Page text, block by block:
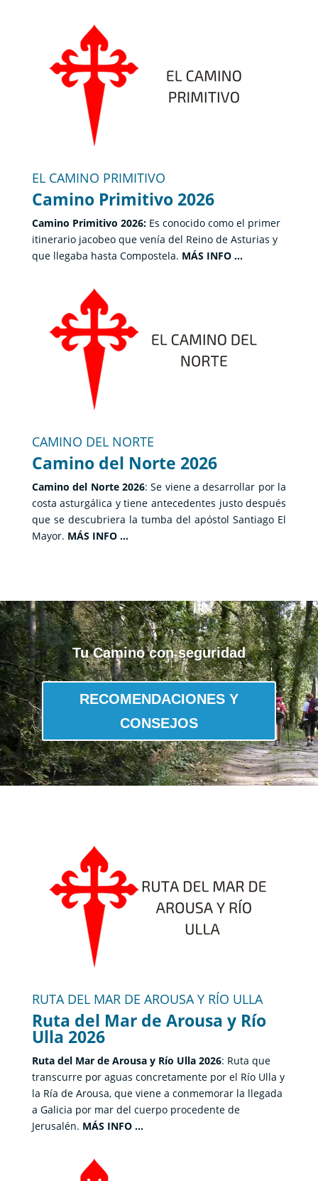
EL CAMINO PRIMITIVO
Camino Primitivo 2026
Camino Primitivo 2026:Es conocido como el primer
itinerario jacobeo que venía del Reino de Asturias y
que llegaba hasta Compostela. MÁS INFO …
CAMINO DEL NORTE
Camino del Norte 2026
Camino del Norte 2026: Se viene a desarrollar por la
costa asturgálica y tiene antecedentes justo después
que se descubriera la tumba del apóstol Santiago El
Mayor. MÁS INFO …
Tu Camino con seguridad
RECOMENDACIONES Y
CONSEJOS
RUTA DEL MAR DE AROUSA Y RÍO ULLA
Ruta del Mar de Arousa y Río
Ulla 2026
Ruta del Mar de Arousa y Río Ulla 2026: Ruta que
transcurre por aguas concretamente por el Río Ulla y
la Ría de Arousa, que viene a conmemorar la llegada
a Galicia por mar del cuerpo procedente de
Jerusalén. MÁS INFO …